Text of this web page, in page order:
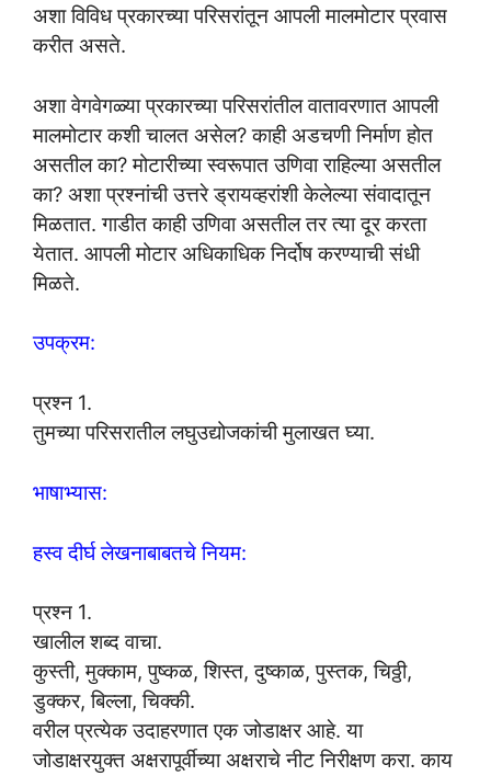
अशा विविध प्रकारच्या परिसरांतून आपली मालमोटार प्रवास
करीत असते.
अशा वेगवेगळ्या प्रकारच्या परिसरांतील वातावरणात आपली
मालमोटार कशी चालत असेल? काही अडचणी निर्माण होत
असतील का? मोटारीच्या स्वरूपात उणिवा राहिल्या असतील
का? अशा प्रश्नांची उत्तरे ड्रायव्हरांशी केलेल्या संवादातून
मिळतात. गाडीत काही उणिवा असतील तर त्या दूर करता
येतात. आपली मोटार अधिकाधिक निर्दोष करण्याची संधी
मिळते.
उपक्रम:
प्रश्न 1.
तुमच्या परिसरातील लघुउद्योजकांची मुलाखत घ्या.
भाषाभ्यास:
हस्व दीर्घ लेखनाबाबतचे नियम:
प्रश्न 1.
खालील शब्द वाचा.
कुस्ती, मुक्काम, पुष्कळ, शिस्त, दुष्काळ, पुस्तक, चिठ्ठी,
डुक्कर, बिल्ला, चिक्की.
वरील प्रत्येक उदाहरणात एक जोडाक्षर आहे. या
जोडाक्षरयुक्त अक्षरापूर्वीच्या अक्षराचे नीट निरीक्षण करा. काय